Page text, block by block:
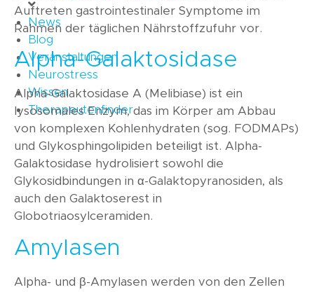
News
Blog
Veranstaltungen
Neurostress
Wissen
Therapeutenfinder
Auftreten gastrointestinaler Symptome im
Rahmen der täglichen Nährstoffzufuhr vor.
Alpha-Galaktosidase
Alpha-Galaktosidase A (Melibiase) ist ein
lysosomales Enzym, das im Körper am Abbau
von komplexen Kohlenhydraten (sog. FODMAPs)
und Glykosphingolipiden beteiligt ist. Alpha-
Galaktosidase hydrolisiert sowohl die
Glykosidbindungen in α-Galaktopyranosiden, als
auch den Galaktoserest in
Globotriaosylceramiden.
Amylasen
Alpha- und β-Amylasen werden von den Zellen